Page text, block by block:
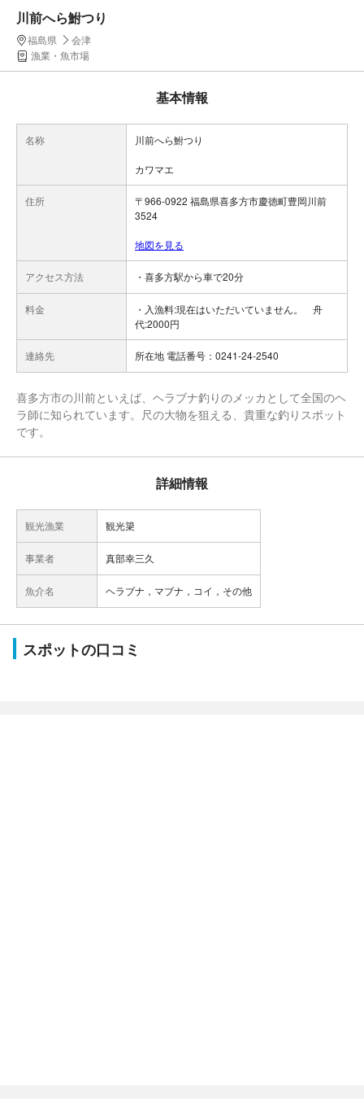
川前へら鮒つり
福島県
会津
漁業・魚市場
基本情報
名称 川前へら鮒つり
カワマエ
住所
〒966-0922 福島県喜多方市慶徳町豊岡川前
3524
地図を見る
アクセス方法 ・喜多方駅から車で20分
料金
・入漁料:現在はいただいていません。 舟
代:2000円
連絡先 所在地 電話番号：0241-24-2540
喜多方市の川前といえば、ヘラブナ釣りのメッカとして全国のヘ
ラ師に知られています。尺の大物を狙える、貴重な釣りスポット
です。
詳細情報
観光漁業 観光簗
事業者 真部幸三久
魚介名 ヘラブナ，マブナ，コイ，その他
スポットの口コミ